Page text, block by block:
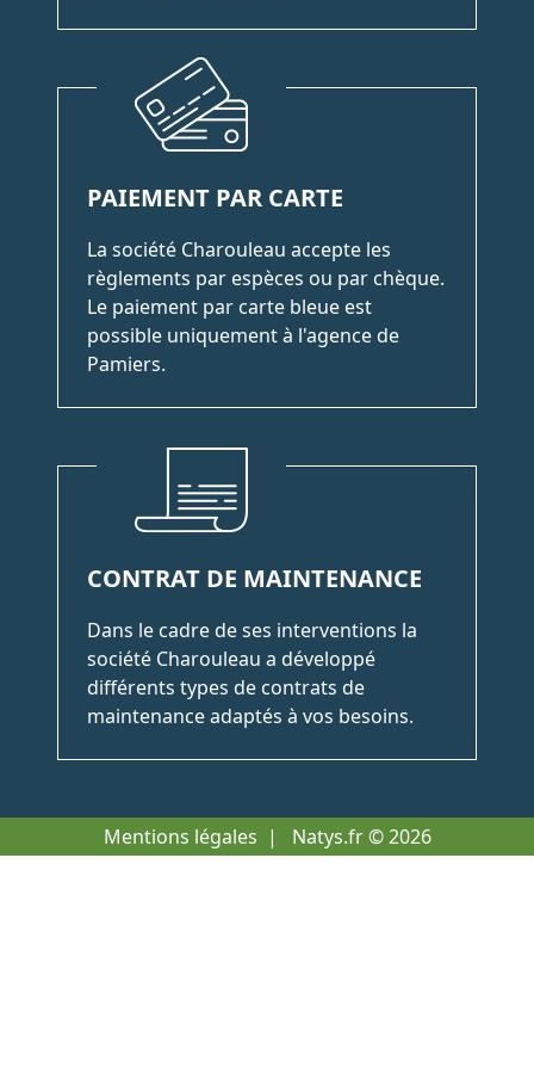
PAIEMENT PAR CARTE
La société Charouleau accepte les
règlements par espèces ou par chèque.
Le paiement par carte bleue est
possible uniquement à l'agence de
Pamiers.
CONTRAT DE MAINTENANCE
Dans le cadre de ses interventions la
société Charouleau a développé
différents types de contrats de
maintenance adaptés à vos besoins.
Mentions légales | Natys.fr© 2026